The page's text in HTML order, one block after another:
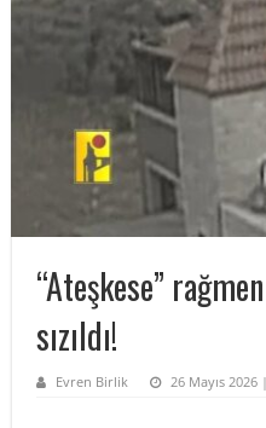
“Ateşkese”
sızıldı!
Evren Birlik 26 Mayıs 2026